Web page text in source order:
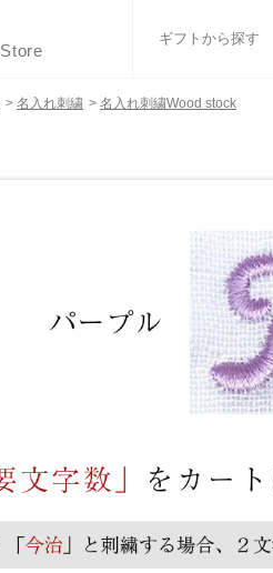
ギフトから探す
> 名入れ刺繍 > 名入れ刺繍Wood stock